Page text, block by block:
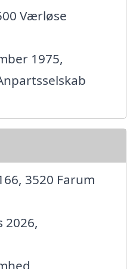
Værløse
1975,
3520 Farum
2026,